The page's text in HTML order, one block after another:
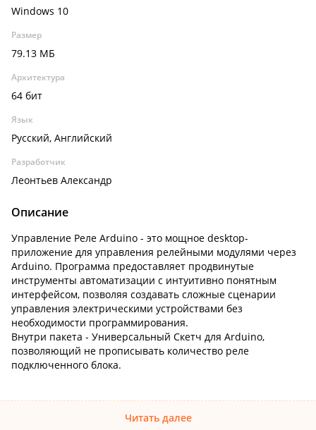
Windows 10
Размер
79.13 МБ
Архитектура
64 бит
Язык
Русский, Английский
Разработчик
Леонтьев Александр
Описание
Управление Реле Arduino - это мощное desktop-
приложение для управления релейными модулями через
Arduino. Программа предоставляет продвинутые
инструменты автоматизации с интуитивно понятным
интерфейсом, позволяя создавать сложные сценарии
управления электрическими устройствами без
необходимости программирования.
Внутри пакета - Универсальный Скетч для Arduino,
позволяющий не прописывать количество реле
подключенного блока.
Читать далее